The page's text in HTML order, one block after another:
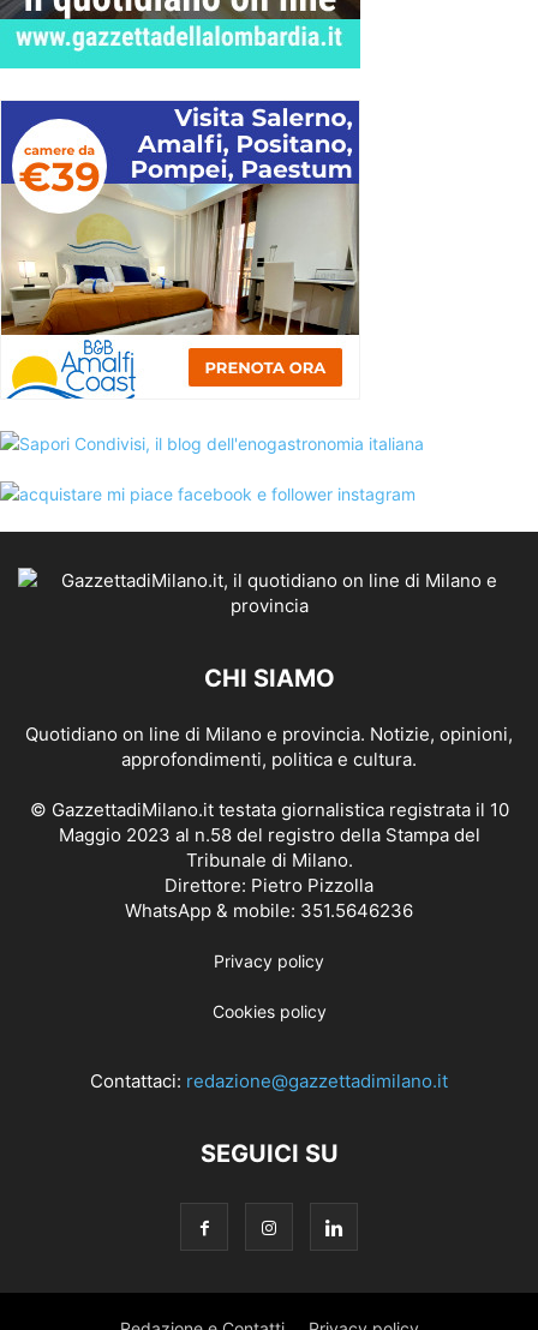
CHI SIAMO
Quotidiano on line di Milano e provincia. Notizie, opinioni,
approfondimenti, politica e cultura.
© GazzettadiMilano.it testata giornalistica registrata il 10
Maggio 2023 al n.58 del registro della Stampa del
Tribunale di Milano.
Direttore: Pietro Pizzolla
WhatsApp & mobile: 351.5646236
Privacy policy
Cookies policy
Contattaci: redazione@gazzettadimilano.it
SEGUICI SU